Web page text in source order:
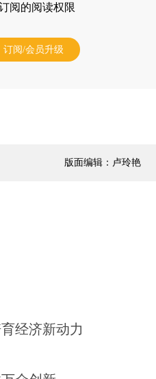
阅的阅读权限
订阅/会员升级
版面编辑：卢玲艳
经济新动力